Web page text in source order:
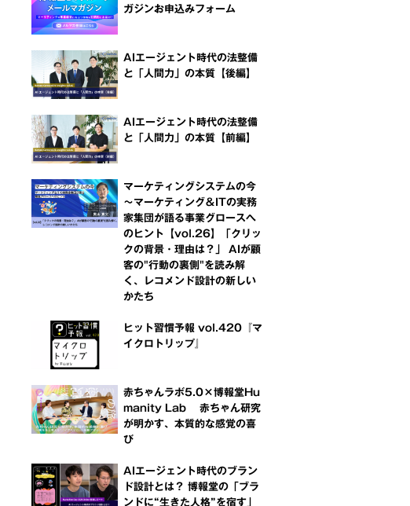
ガジンお申込みフォーム
AIエージェント時代の法整備
と「人間力」の本質【後編】
AIエージェント時代の法整備
と「人間力」の本質【前編】
マーケティングシステムの今
～マーケティング＆ITの実務
家集団が語る事業グロースへ
のヒント【vol.26】「クリッ
クの背景・理由は？」 AIが顧
客の"行動の裏側"を読み解
く、レコメンド設計の新しい
かたち
ヒット習慣予報 vol.420『マ
イクロトリップ』
赤ちゃんラボ5.0×博報堂Hu
manity Lab 赤ちゃん研究
が明かす、本質的な感覚の喜
び
AIエージェント時代のブラン
ド設計とは？ 博報堂の「ブラ
ンドに“生きた人格”を宿す」